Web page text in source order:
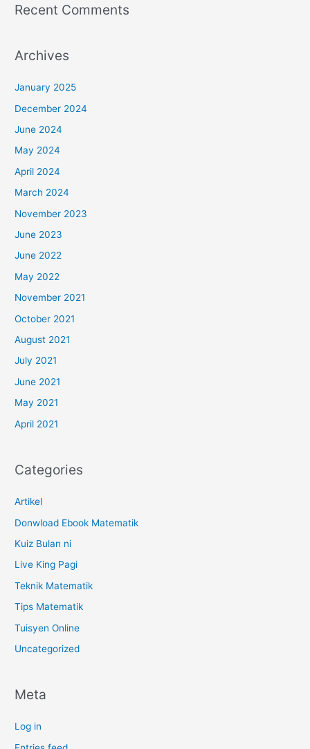
Recent Comments
Archives
January 2025
December 2024
June 2024
May 2024
April 2024
March 2024
November 2023
June 2023
June 2022
May 2022
November 2021
October 2021
August 2021
July 2021
June 2021
May 2021
April 2021
Categories
Artikel
Donwload Ebook Matematik
Kuiz Bulan ni
Live King Pagi
Teknik Matematik
Tips Matematik
Tuisyen Online
Uncategorized
Meta
Log in